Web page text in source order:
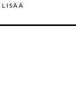
LISÄÄ